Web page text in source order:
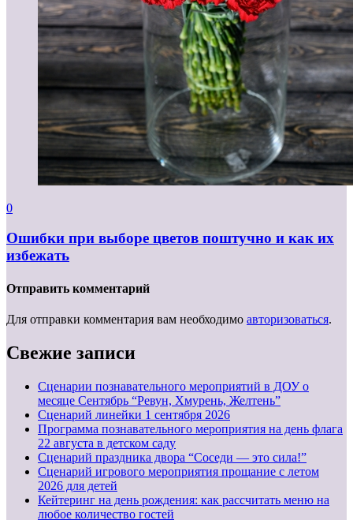
0
Ошибки при выборе цветов поштучно и как их
избежать
Отправить комментарий
Для отправки комментария вам необходимо авторизоваться.
Свежие записи
Сценарии познавательного мероприятий в ДОУ о
месяце Сентябрь “Ревун, Хмурень, Желтень”
Cценарий линейки 1 сентября 2026
Программа познавательного мероприятия на день флага
22 августа в детском саду
Сценарий праздника двора “Соседи — это сила!”
Сценарий игрового мероприятия прощание с летом
2026 для детей
Кейтеринг на день рождения: как рассчитать меню на
любое количество гостей